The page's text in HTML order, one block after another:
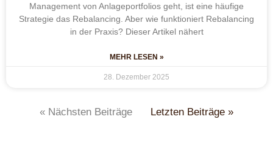
Management von Anlageportfolios geht, ist eine häufige
Strategie das Rebalancing. Aber wie funktioniert Rebalancing
in der Praxis? Dieser Artikel nähert
MEHR LESEN »
28. Dezember 2025
« Nächsten Beiträge Letzten Beiträge »